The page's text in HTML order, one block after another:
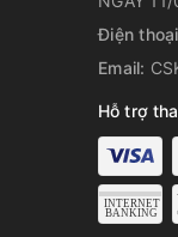
quay
4.
Công
có thể
đạt
Điện
Email:
Hỗ trợ